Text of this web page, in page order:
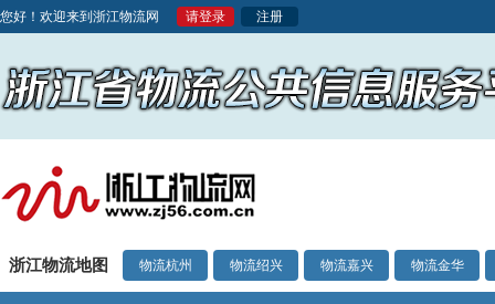
您好！欢迎来到浙江物流网 请登录 注册
浙江物流地图 物流杭州 物流绍兴 物流嘉兴 物流金华